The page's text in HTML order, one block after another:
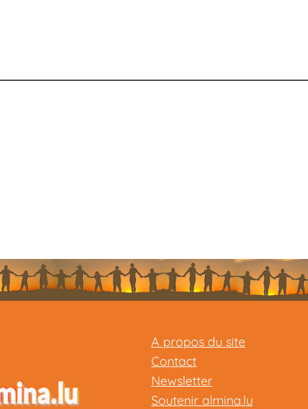
A propos du site
Contact
Newsletter
Soutenir almina.lu